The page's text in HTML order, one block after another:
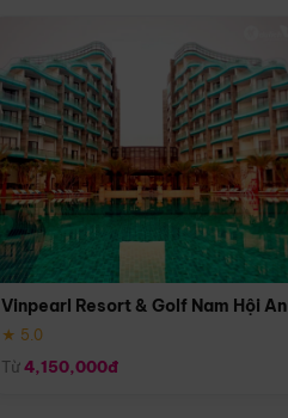
Vinpearl Resort & Golf Nam Hội An
★ 5.0
Từ4,150,000đ